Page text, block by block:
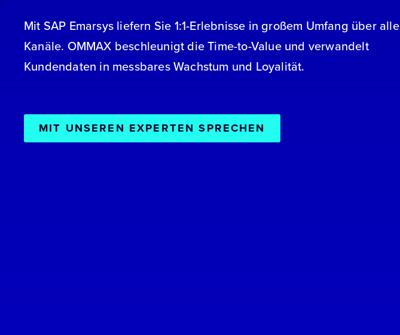
Mit SAP Emarsys liefern Sie 1:1-Erlebnisse in großem Umfang über alle
Kanäle. OMMAX beschleunigt die Time-to-Value und verwandelt
Kundendaten in messbares Wachstum und Loyalität.
MIT UNSEREN EXPERTEN SPRECHEN